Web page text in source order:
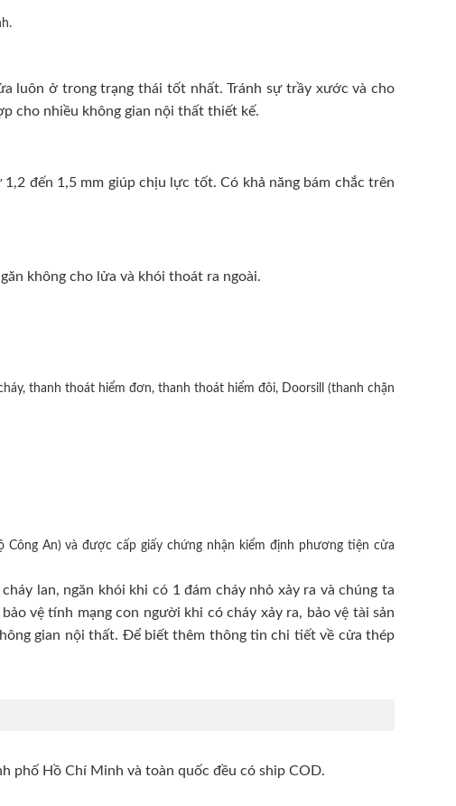
luôn ở trong trạng thái tốt nhất. Tránh sự trầy xước và cho
cho nhiều không gian nội thất thiết kế.
đến 1,5 mm giúp chịu lực tốt. Có khả năng bám chắc trên
không cho lửa và khói thoát ra ngoài.
thanh thoát hiểm đơn, thanh thoát hiểm đôi, Doorsill (thanh chặn
An) và được cấp giấy chứng nhận kiểm định phương tiện cửa
lan, ngăn khói khi có 1 đám cháy nhỏ xảy ra và chúng ta
vệ tính mạng con người khi có cháy xảy ra, bảo vệ tài sản
gian nội thất. Để biết thêm thông tin chi tiết về cửa thép
phố Hồ Chí Minh và toàn quốc đều có ship COD.